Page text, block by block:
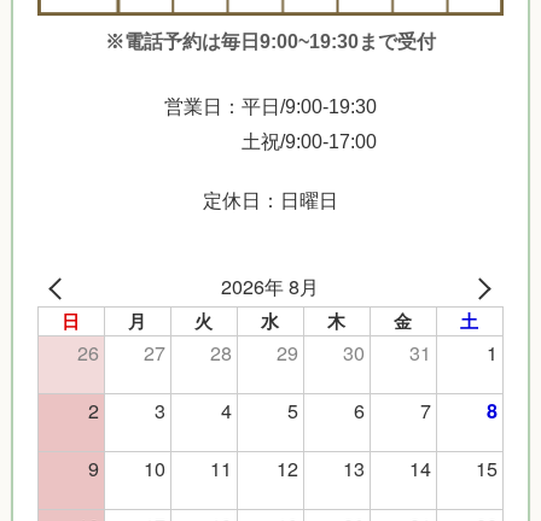
※電話予約は毎日9:00~19:30まで受付
営業日：平日/9:00-19:30
土祝/9:00-17:00
定休日：日曜日
2026年 8月
日 月 火 水 木 金 土
26 27 28 29 30 31
1
2
3 4 5 6 7 8
9 10 11 12 13 14
15